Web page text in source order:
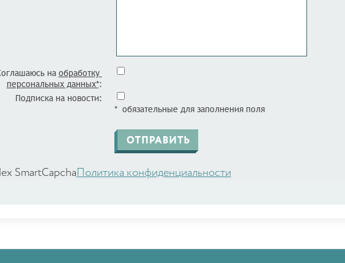
на обработку
персональных данных*:
Подписка на новости:
* обязательные для заполнения поля
SmartCapcha Политика конфиденциальности